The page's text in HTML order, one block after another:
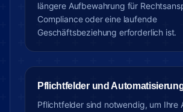
längere Aufbewahrung für
Compliance oder eine laufende
Geschäftsbeziehung erforderlich ist.
Pflichtfelder und
Pflichtfelder sind notwendig, um Ihre